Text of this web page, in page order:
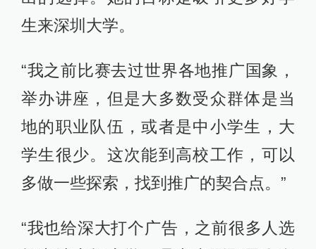
生来深圳大学。
“我之前比赛去过世界各地推广国象，
举办讲座，但是大多数受众群体是当
地的职业队伍，或者是中小学生，大
学生很少。这次能到高校工作，可以
多做一些探索，找到推广的契合点。”
“我也给深大打个广告，之前很多人选